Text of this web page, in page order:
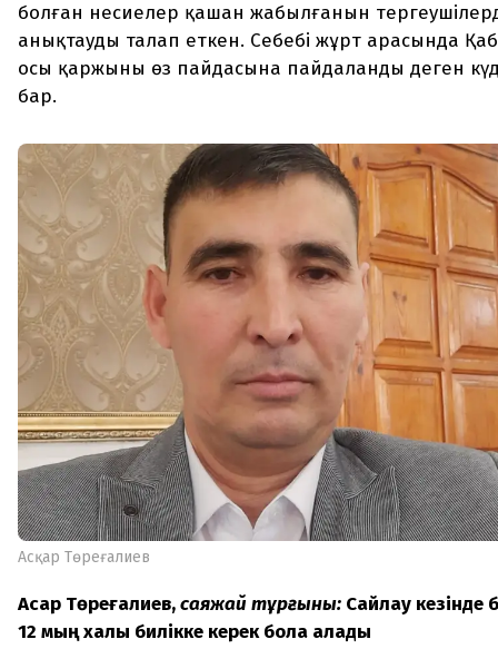
болған несиелер қашан жабылғанын
анықтауды талап еткен. Себебі жұрт арасында
осы қаржыны өз пайдасына пайдаланды деген
бар.
Асқар Төреғалиев
Асқар Төреғалиев,саяжай тұрғыны: Сайлау кезінде
12 мың халық билікке керек бола қалады